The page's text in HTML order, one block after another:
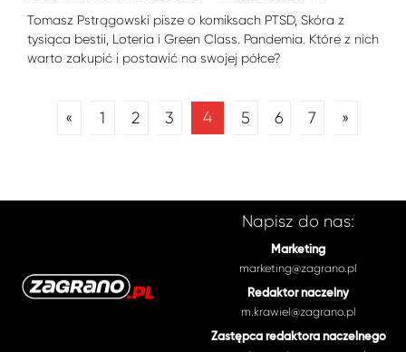
Tomasz Pstrągowski pisze o komiksach PTSD, Skóra z
tysiąca bestii, Loteria i Green Class. Pandemia. Które z nich
warto zakupić i postawić na swojej półce?
« 1 2 3 4 5 6 7 »
Napisz do nas:
Marketing
marketing@zagrano.pl
Redaktor naczelny
m.krawiel@zagrano.pl
Zastępca redaktora naczelnego